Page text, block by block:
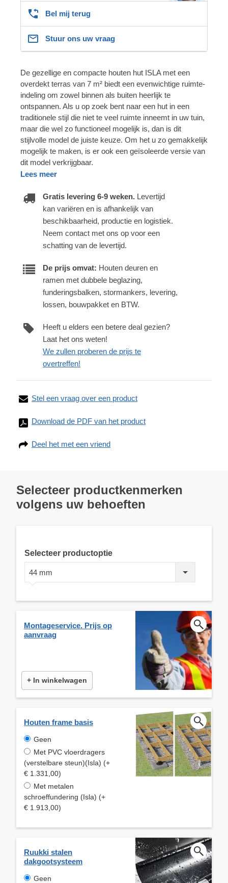
Bel mij terug
Stuur ons uw vraag
De gezellige en compacte houten hut ISLA met een
overdekt terras van 7 m² biedt een evenwichtige ruimte-
indeling om zowel binnen als buiten heerlijk te
ontspannen. Als u op zoek bent naar een hut in een
traditionele stijl die niet te veel ruimte inneemt in uw tuin,
maar die wel zo functioneel mogelijk is, dan is dit
stijlvolle model de juiste keuze. Om het u zo gemakkelijk
mogelijk te maken, is er ook een geïsoleerde versie van
dit model verkrijgbaar.
Lees meer
Gratis levering 6-9 weken. Levertijd
kan variëren en is afhankelijk van
beschikbaarheid, productie en logistiek.
Neem contact met ons op voor een
schatting van de levertijd.
De prijs omvat: Houten deuren en
ramen met dubbele beglazing,
funderingsbalken, stormankers, levering,
lossen, bouwpakket en BTW.
Heeft u elders een betere deal gezien?
Laat het ons weten!
We zullen proberen de prijs te
overtreffen!
Stel een vraag over een product
Download de PDF van het product
Deel het met een vriend
Selecteer productkenmerken
volgens uw behoeften
Selecteer productoptie
44 mm
Montageservice. Prijs op
aanvraag
+ In winkelwagen
Houten frame basis
Geen
Met PVC vloerdragers
(verstelbare steun)(Isla) (+
€ 1.331,00)
Met metalen
schroeffundering (Isla) (+
€ 1.913,00)
Ruukki stalen
dakgootsysteem
Geen